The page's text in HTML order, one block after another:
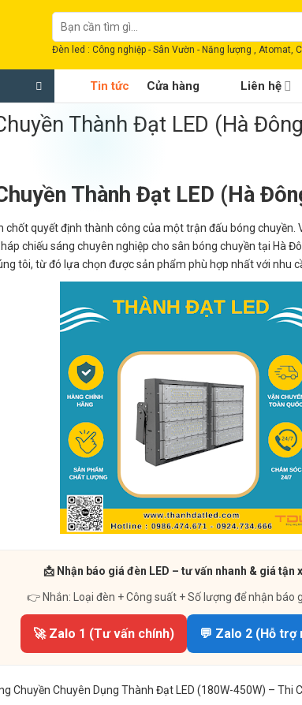
Tìm
kiếm:
Đèn led : Công nghiệp - Sân Vườn - Năng lượng , Atomat,
Tin tức Cửa hàng Liên hệ
Thành Đạt LED (Hà
Thành Đạt LED (Hà
quyết định thành công của một trận đấu bóng chuyền.
chiếu sáng chuyên nghiệp cho sân bóng chuyền tại Hà
tôi, từ đó lựa chọn được sản phẩm phù hợp nhất với nhu
📩 Nhận báo giá đèn LED – tư vấn nhanh & giá tận
👉 Nhắn: Loại đèn + Công suất + Số lượng để nhận báo
🚀 Zalo 1 (Tư vấn chính) 💬 Zalo 2 (Hỗ trợ
Chuyền Chuyên Dụng Thành Đạt LED (180W-450W) – Thi